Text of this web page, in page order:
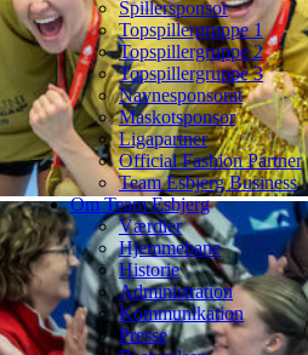
Spillersponsor
Topspillergruppe 1
Topspillergruppe 2
Topspillergruppe 3
Navnesponsorat
Maskotsponsor
Ligapartner
Official Fashion Partner
Team Esbjerg Business
Om Team Esbjerg
Værdier
Hjemmebane
Historie
Administration
Kommunikation
Presse